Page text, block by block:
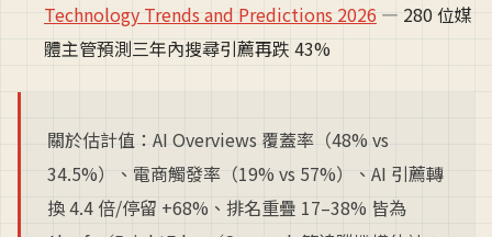
Technology Trends and Predictions 2026 — 280 位媒
體主管預測三年內搜尋引薦再跌 43%
關於估計值：AI Overviews 覆蓋率（48% vs
34.5%）、電商觸發率（19% vs 57%）、AI 引薦轉
換 4.4 倍/停留 +68%、排名重疊 17–38% 皆為